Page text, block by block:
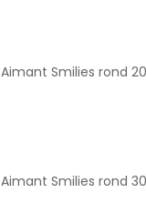
Aimant Smilies rond
Aimant Smilies rond